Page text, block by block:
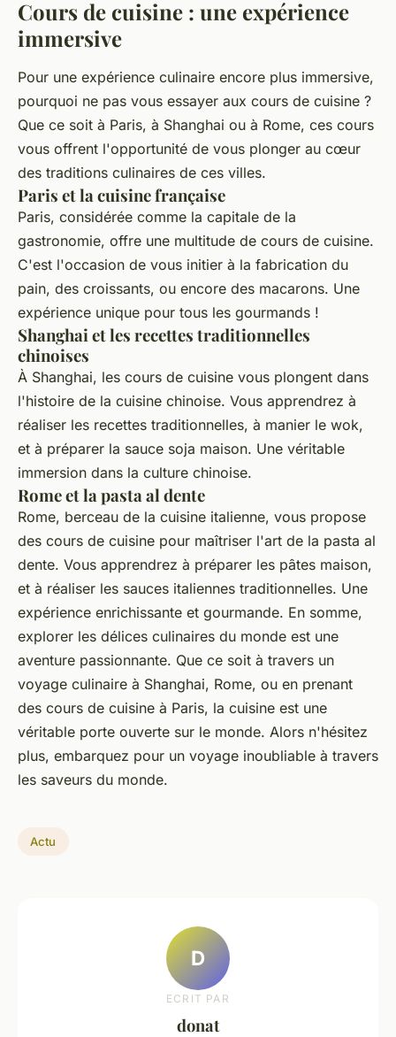
Cours de cuisine : une expérience
immersive
Pour une expérience culinaire encore plus immersive,
pourquoi ne pas vous essayer aux cours de cuisine ?
Que ce soit à Paris, à Shanghai ou à Rome, ces cours
vous offrent l'opportunité de vous plonger au cœur
des traditions culinaires de ces villes.
Paris et la cuisine française
Paris, considérée comme la capitale de la
gastronomie, offre une multitude de cours de cuisine.
C'est l'occasion de vous initier à la fabrication du
pain, des croissants, ou encore des macarons. Une
expérience unique pour tous les gourmands !
Shanghai et les recettes traditionnelles
chinoises
À Shanghai, les cours de cuisine vous plongent dans
l'histoire de la cuisine chinoise. Vous apprendrez à
réaliser les recettes traditionnelles, à manier le wok,
et à préparer la sauce soja maison. Une véritable
immersion dans la culture chinoise.
Rome et la pasta al dente
Rome, berceau de la cuisine italienne, vous propose
des cours de cuisine pour maîtriser l'art de la pasta al
dente. Vous apprendrez à préparer les pâtes maison,
et à réaliser les sauces italiennes traditionnelles. Une
expérience enrichissante et gourmande. En somme,
explorer les délices culinaires du monde est une
aventure passionnante. Que ce soit à travers un
voyage culinaire à Shanghai, Rome, ou en prenant
des cours de cuisine à Paris, la cuisine est une
véritable porte ouverte sur le monde. Alors n'hésitez
plus, embarquez pour un voyage inoubliable à travers
les saveurs du monde.
Actu
D
ECRIT PAR
donat